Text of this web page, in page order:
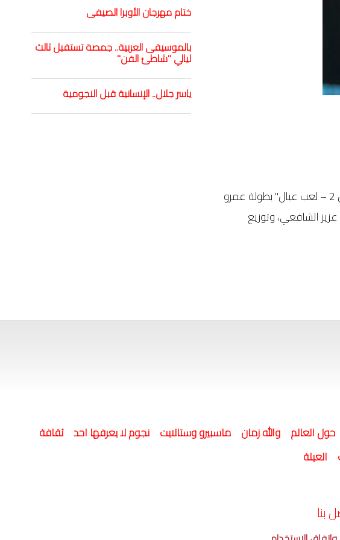
طرحت الفنانة إليسا أحدث أعمالها الغنائية "متخذلنيش" التي تُعد الأغنية الدعائية الرسمية لفيلم "السلم والثعبان 2 – لعب عيال" بطولة عمرو
الشافعي، وتوزيع
ختام مهرجان الأوبرا الصيفى
بالموسيقى العربية.. جمصة تستقبل ثالث
ليالي "شاطئ الفن"
ياسر جلال.. الإنسانية قبل النجومية
حول العالم والله زمان ماسبيرو وستالايت نجوم لا يعرفها احد ثقافة
العيلة
بنا